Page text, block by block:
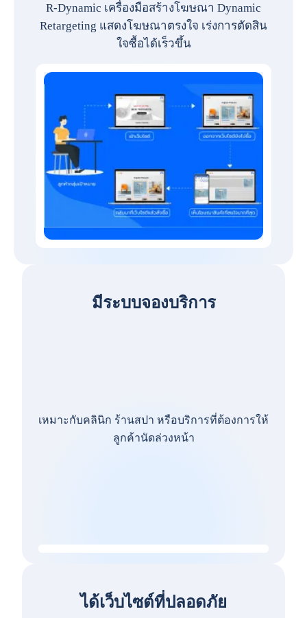
R-Dynamic เครื่องมือสร้างโฆษณา Dynamic
Retargeting แสดงโฆษณาตรงใจ เร่งการตัดสิน
ใจซื้อได้เร็วขึ้น
มีระบบจองบริการ
เหมาะกับคลินิก ร้านสปา หรือบริการที่ต้องการให้
ลูกค้านัดล่วงหน้า
ได้เว็บไซต์ที่ปลอดภัย